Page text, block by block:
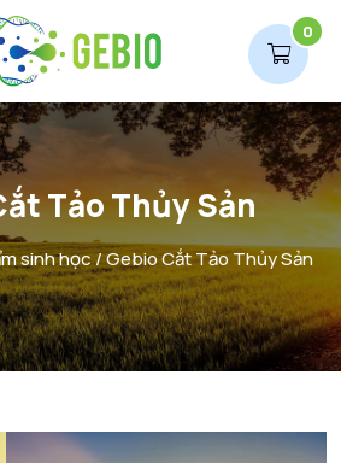
0
Tảo Thủy Sản
sinh học/ Gebio Cắt Tảo Thủy Sản